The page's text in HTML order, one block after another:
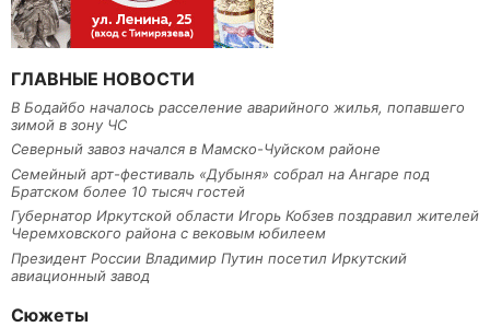
ГЛАВНЫЕ НОВОСТИ
В Бодайбо началось расселение аварийного жилья, попавшего
зимой в зону ЧС
Северный завоз начался в Мамско-Чуйском районе
Семейный арт-фестиваль «Дубыня» собрал на Ангаре под
Братском более 10 тысяч гостей
Губернатор Иркутской области Игорь Кобзев поздравил жителей
Черемховского района с вековым юбилеем
Президент России Владимир Путин посетил Иркутский
авиационный завод
Сюжеты